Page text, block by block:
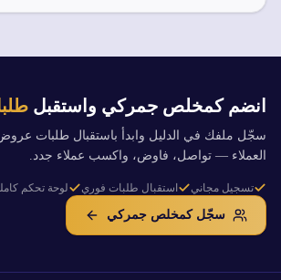
انضم كمخلص جمركي واستقبل
سجّل ملفك في الدليل وابدأ باستقبال طلبات
العملاء — تواصل، فاوض، واكسب عملاء جدد.
تسجيل مجاني استقبال طلبات فوري لوحة تحكم
سجّل كمخلص جمركي